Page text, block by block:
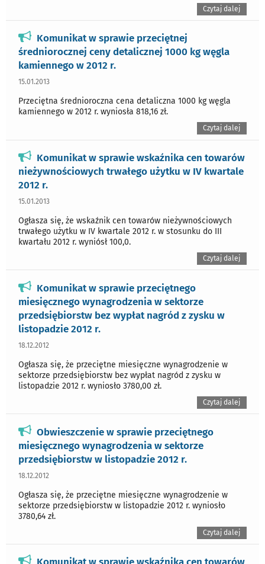
Czytaj dalej
Komunikat w sprawie przeciętnej
średniorocznej ceny detalicznej 1000 kg węgla
kamiennego w 2012 r.
15.01.2013
Przeciętna średnioroczna cena detaliczna 1000 kg węgla
kamiennego w 2012 r. wyniosła 818,16 zł.
Czytaj dalej
Komunikat w sprawie wskaźnika cen towarów
nieżywnościowych trwałego użytku w IV kwartale
2012 r.
15.01.2013
Ogłasza się, że wskaźnik cen towarów nieżywnościowych
trwałego użytku w IV kwartale 2012 r. w stosunku do III
kwartału 2012 r. wyniósł 100,0.
Czytaj dalej
Komunikat w sprawie przeciętnego
miesięcznego wynagrodzenia w sektorze
przedsiębiorstw bez wypłat nagród z zysku w
listopadzie 2012 r.
18.12.2012
Ogłasza się, że przeciętne miesięczne wynagrodzenie w
sektorze przedsiębiorstw bez wypłat nagród z zysku w
listopadzie 2012 r. wyniosło 3780,00 zł.
Czytaj dalej
Obwieszczenie w sprawie przeciętnego
miesięcznego wynagrodzenia w sektorze
przedsiębiorstw w listopadzie 2012 r.
18.12.2012
Ogłasza się, że przeciętne miesięczne wynagrodzenie w
sektorze przedsiębiorstw w listopadzie 2012 r. wyniosło
3780,64 zł.
Czytaj dalej